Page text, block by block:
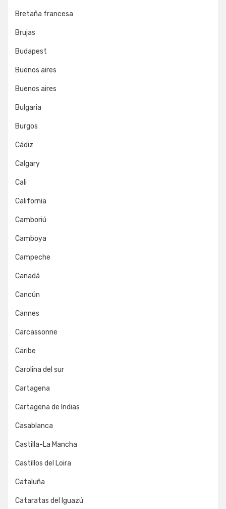
Bretaña francesa
Brujas
Budapest
Buenos aires
Buenos aires
Bulgaria
Burgos
Cádiz
Calgary
Cali
California
Camboriú
Camboya
Campeche
Canadá
Cancún
Cannes
Carcassonne
Caribe
Carolina del sur
Cartagena
Cartagena de Indias
Casablanca
Castilla-La Mancha
Castillos del Loira
Cataluña
Cataratas del Iguazú